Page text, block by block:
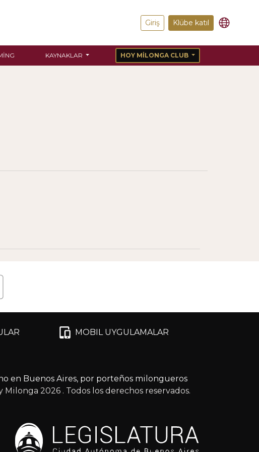
Giriş Klübe katıl
KAYNAKLAR HOY MILONGA CLUB
MOBIL UYGULAMALAR
en Buenos Aires, por porteños milongueros
Milonga 2026 . Todos los derechos reservados.